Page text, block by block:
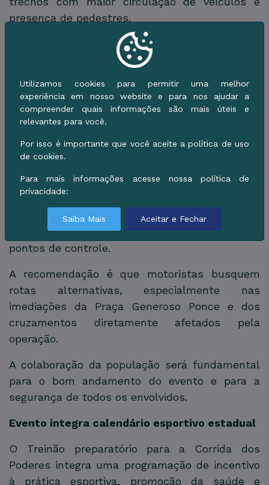
presença de pedestres.
Como se trata de uma atividade recreativa e
preparatória, com participação de servidores
geral, o planejamento viário é parte essencial da
estrutura do evento, permitindo que o percurso
seja cumprido com organização e menor risco
aos participantes.
redobrarem a atenção durante o período da
prova, respeitarem a sinalização temporária e
seguirem as orientações dos agentes de
trânsito que estarão distribuídos ao longo dos
pontos de controle.
A recomendação é que motoristas busquem
rotas alternativas, especialmente nas
imediações da Praça Generoso Ponce e dos
cruzamentos diretamente afetados pela
operação.
A colaboração da população será fundamental
para o bom andamento do evento e para a
segurança de todos os envolvidos.
Evento integra calendário esportivo estadual
O Treinão preparatório para a Corrida dos
Poderes integra uma programação de incentivo
à prática esportiva, promoção da saúde e
Utilizamos cookies para permitir uma melhor
experiência em nosso website e para nos ajudar a
compreender quais informações são mais úteis e
relevantes para você.
Por isso é importante que você aceite a política de uso
de cookies.
Para mais informações acesse nossa política de
privacidade:
Saiba Mais Aceitar e Fechar